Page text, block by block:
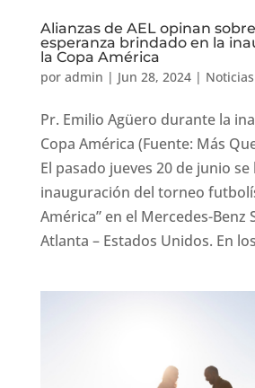
Alianzas de AEL opinan
esperanza brindado en la
la Copa América
por admin | Jun 28, 2024| Noticias
Pr. Emilio Agüero durante la
Copa América (Fuente: Más
El pasado jueves 20 de junio se
inauguración del torneo
América” en el Mercedes-Benz
Atlanta – Estados Unidos. En